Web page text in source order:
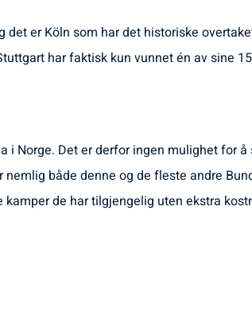
er Köln som har det historiske
har faktisk kun vunnet én av sine
Norge. Det er derfor ingen mulighet for å
både denne og de fleste andre
de har tilgjengelig uten ekstra